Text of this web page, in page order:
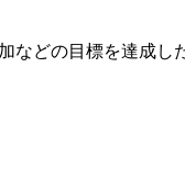
などの目標を達成し